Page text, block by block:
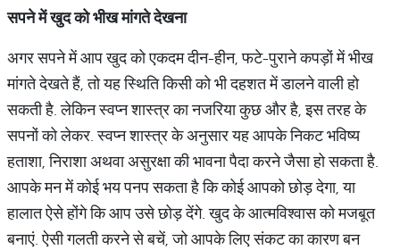
सपनेमेंखुदकोभीखमांगतेदेखना
अगर सपने में आप खुद को एकदम दीन-हीन, फटे-पुराने कपड़ों में भीख
मांगते देखते हैं, तो यह स्थिति किसी को भी दहशत में डालने वाली हो
सकती है. लेकिन स्वप्न शास्त्र का नजरिया कुछ और है, इस तरह के
सपनों को लेकर. स्वप्न शास्त्र के अनुसार यह आपके निकट भविष्य
हताशा, निराशा अथवा असुरक्षा की भावना पैदा करने जैसा हो सकता है.
आपके मन में कोई भय पनप सकता है कि कोई आपको छोड़ देगा, या
हालात ऐसे होंगे कि आप उसे छोड़ देंगे. खुद के आत्मविश्वास को मजबूत
बनाएं. ऐसी गलती करने से बचें, जो आपके लिए संकट का कारण बन